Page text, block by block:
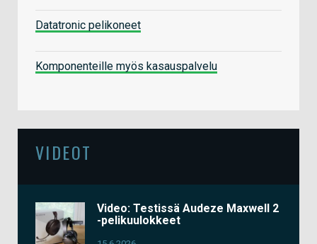
Datatronic pelikoneet
Komponenteille myös kasauspalvelu
VIDEOT
Video: Testissä Audeze Maxwell 2
-pelikuulokkeet